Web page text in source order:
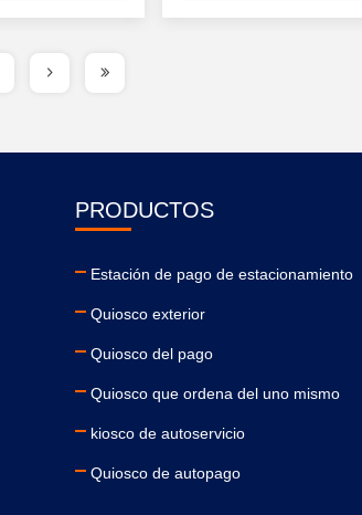
PRODUCTOS
Estación de pago de estacionamiento
Quiosco exterior
Quiosco del pago
Quiosco que ordena del uno mismo
kiosco de autoservicio
Quiosco de autopago